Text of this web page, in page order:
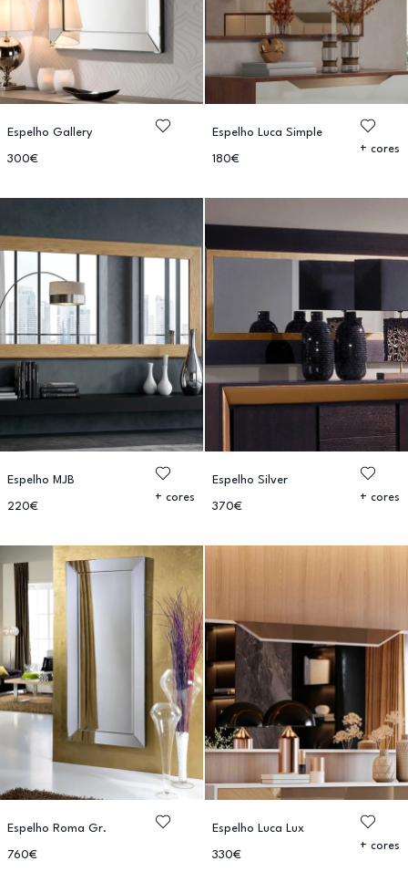
Espelho Gallery
300€
Espelho Luca Simple
180€
+ cores
Espelho MJB
220€
+ cores
Espelho Silver
370€
+ cores
Espelho Roma Gr.
760€
Espelho Luca Lux
330€
+ cores